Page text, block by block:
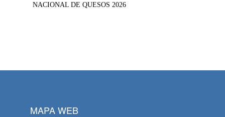
NACIONAL DE QUESOS 2026
MAPA WEB